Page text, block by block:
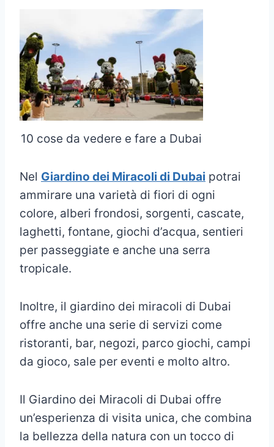
10 cose da vedere e fare a Dubai
Nel Giardino dei Miracoli di Dubai potrai
ammirare una varietà di fiori di ogni
colore, alberi frondosi, sorgenti, cascate,
laghetti, fontane, giochi d’acqua, sentieri
per passeggiate e anche una serra
tropicale.
Inoltre, il giardino dei miracoli di Dubai
offre anche una serie di servizi come
ristoranti, bar, negozi, parco giochi, campi
da gioco, sale per eventi e molto altro.
Il Giardino dei Miracoli di Dubai offre
un’esperienza di visita unica, che combina
la bellezza della natura con un tocco di